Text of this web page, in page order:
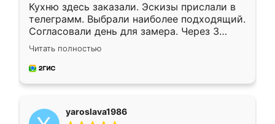
Кухню здесь заказали. Эскизы прислали в
телеграмм. Выбрали наиболее подходящий.
Согласовали день для замера. Через 3
недели кухня была уже готова. Остались
довольны работой. Спасибо Ренессанс
мебель за качественную работу!
Читать полностью
yaroslava1986